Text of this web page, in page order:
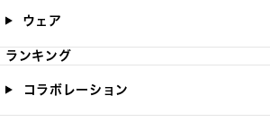
ウェア
ランキング
コラボレーション